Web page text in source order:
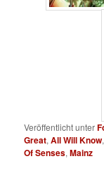
Veröffentlicht unter
Great,All Will Know,
Of Senses,Mainz